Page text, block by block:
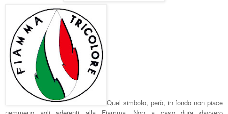
Quel simbolo, però, in fondo non piace